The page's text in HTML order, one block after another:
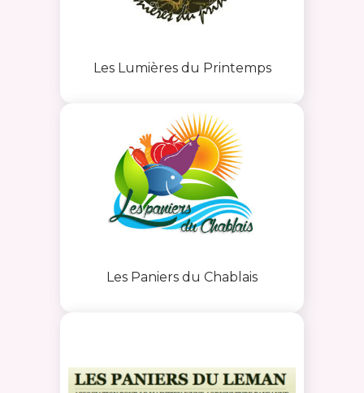
Les Lumières du Printemps
Les Paniers du Chablais